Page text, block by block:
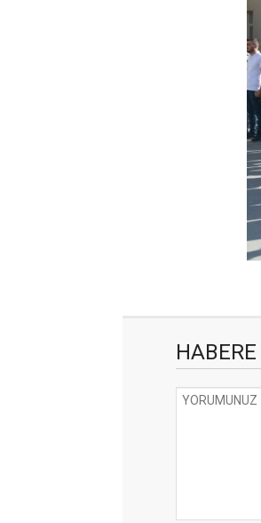
HABERE